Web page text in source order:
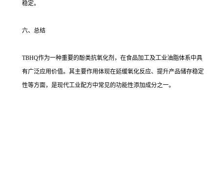
稳定。
六、总结
TBHQ作为一种重要的酚类抗氧化剂，在食品加工及工业油脂体系中具
有广泛应用价值。其主要作用体现在延缓氧化反应、提升产品储存稳定
性等方面，是现代工业配方中常见的功能性添加成分之一。